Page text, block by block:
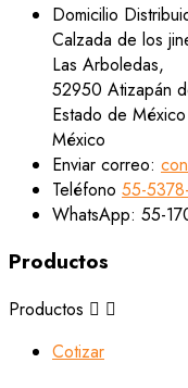
Domicilio
Calzada de los
Las Arboledas,
52950 Atizapán
Estado de México
México
Enviar correo:
Teléfono 55-
WhatsApp: 55-
Productos
Productos  
Cotizar